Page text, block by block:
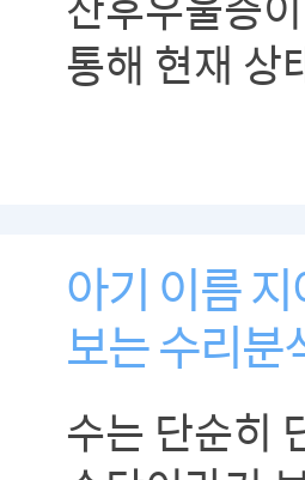
통해 현재 상
아기 이름
보는 수리분
수는 단순히